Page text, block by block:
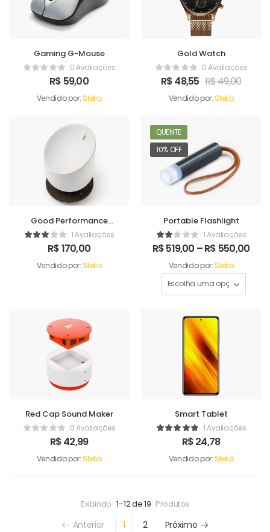
Gaming G-Mouse
0 Avaliações
R$ 59,00
Vendido por:Stelio
Gold Watch
0 Avaliações
R$48,55 R$49,00
Vendido por:Stelio
Good Performance
Humidifer1 Avaliações
R$170,00
Vendido por:Stelio
QUENTE
10% OFF
Portable Flashlight
1 Avaliações
R$519,00 –R$ 550,00
Vendido por:Stelio
Red Cap Sound Maker
0 Avaliações
R$42,99
Vendido por:Stelio
Smart Tablet
1 Avaliações
R$24,78
Vendido por:Stelio
Exibindo 1–12 de 19 Produtos
Anterior 1 2 Próximo